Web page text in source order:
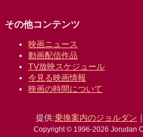
その他コンテンツ
映画ニュース
動画配信作品
TV放映スケジュール
今見る映画情報
映画の時間について
提供:乗換案内のジョルダン ｜
Copyright © 1996-2026 Jorudan